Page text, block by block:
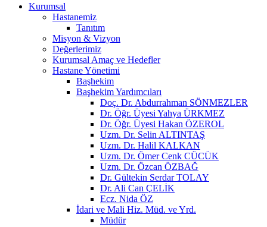
Kurumsal
Hastanemiz
Tanıtım
Misyon & Vizyon
Değerlerimiz
Kurumsal Amaç ve Hedefler
Hastane Yönetimi
Başhekim
Başhekim Yardımcıları
Doç. Dr. Abdurrahman SÖNMEZLER
Dr. Öğr. Üyesi Yahya ÜRKMEZ
Dr. Öğr. Üyesi Hakan ÖZEROL
Uzm. Dr. Selin ALTINTAŞ
Uzm. Dr. Halil KALKAN
Uzm. Dr. Ömer Cenk CÜCÜK
Uzm. Dr. Özcan ÖZBAĞ
Dr. Gültekin Serdar TOLAY
Dr. Ali Can ÇELİK
Ecz. Nida ÖZ
İdari ve Mali Hiz. Müd. ve Yrd.
Müdür